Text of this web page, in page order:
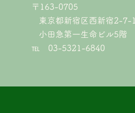
〒163-0705
東京都新宿区西新宿2-7-1
小田急第一生命ビル5階
℡ 03-5321-6840